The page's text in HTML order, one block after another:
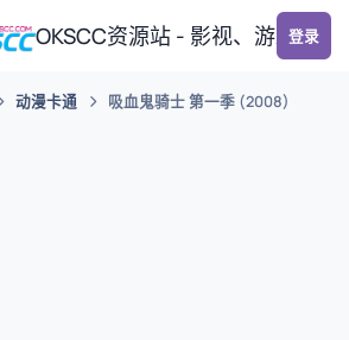
OKSCC资源站 - 影视、游戏、
登录
动漫卡通 吸血鬼骑士 第一季 (2008)